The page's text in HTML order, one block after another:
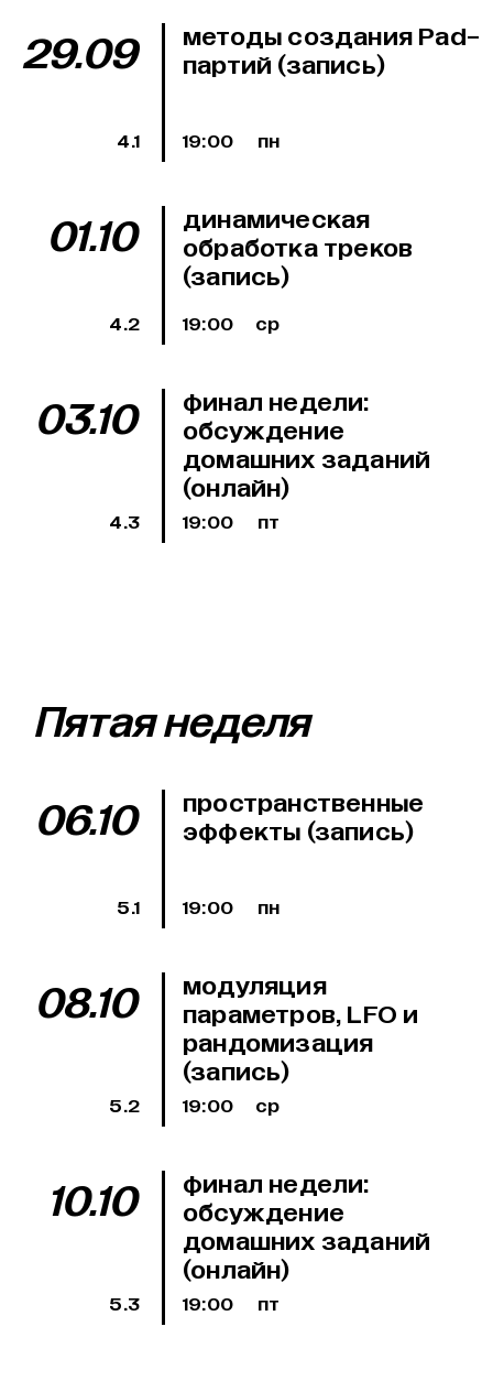
29.09
методы создания Pad-
партий (запись)
4.1 19:00 пн
01.10 динамическая
обработка треков
(запись)
4.2 19:00 ср
03.10 финал недели:
обсуждение
домашних заданий
(онлайн)
4.3 19:00 пт
Пятая неделя
06.10
пространственные
эффекты (запись)
5.1 19:00 пн
08.10 модуляция
параметров, LFO и
рандомизация
(запись)
5.2 19:00 ср
10.10 финал недели:
обсуждение
домашних заданий
(онлайн)
5.3 19:00 пт